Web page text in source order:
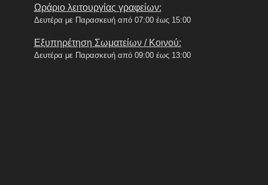
Ωράριο λειτουργίας γραφείων:
Δευτέρα με Παρασκευή από 07:00 έως 15:00
Εξυπηρέτηση Σωματείων / Κοινού:
Δευτέρα με Παρασκευή από 09:00 έως 13:00